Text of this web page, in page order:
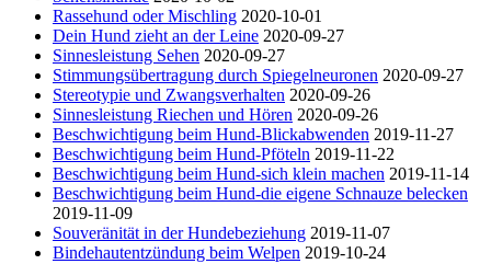
Rassehund oder Mischling 2020-10-01
Dein Hund zieht an der Leine 2020-09-27
Sinnesleistung Sehen 2020-09-27
Stimmungsübertragung durch Spiegelneuronen 2020-09-27
Stereotypie und Zwangsverhalten 2020-09-26
Sinnesleistung Riechen und Hören 2020-09-26
Beschwichtigung beim Hund-Blickabwenden 2019-11-27
Beschwichtigung beim Hund-Pföteln 2019-11-22
Beschwichtigung beim Hund-sich klein machen 2019-11-14
Beschwichtigung beim Hund-die eigene Schnauze belecken
2019-11-09
Souveränität in der Hundebeziehung 2019-11-07
Bindehautentzündung beim Welpen 2019-10-24